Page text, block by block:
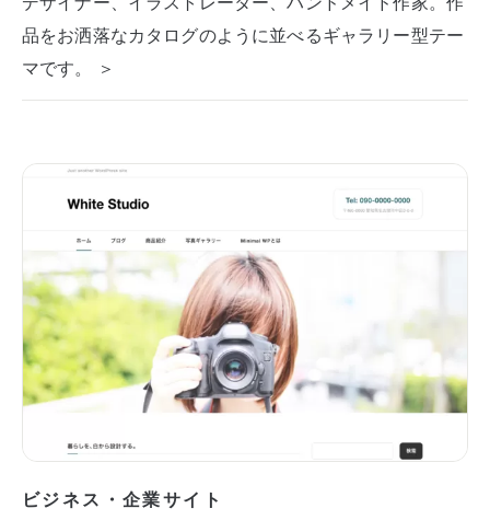
品をお洒落なカタログのように並べるギャラリー型テー
マです。 ＞
ビジネス・企業サイト